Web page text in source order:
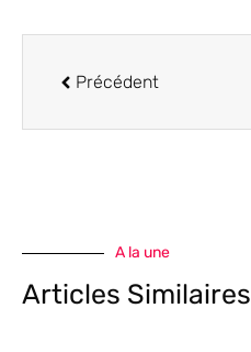
Précédent
A la une
Articles Similaires